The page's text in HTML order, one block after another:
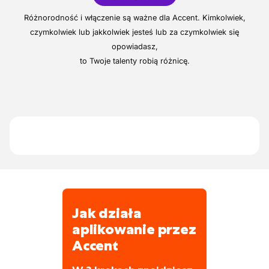
Dodatkowych atrakcyjnych korzyści
Różnorodna praca z wysokiej jakości
Wykonywanie konserwacji i czyszczenia
maszyn
Projektują i produkują wszystko
samodzielnie, są znani z jakości i obsługi.
Różnorodność i włączenie są ważne dla Accent. Kimkolwiek,
czymkolwiek lub jakkolwiek jesteś lub za czymkolwiek się
opowiadasz,
to Twoje talenty robią różnicę.
Jak działa
aplikowanie przez
Accent